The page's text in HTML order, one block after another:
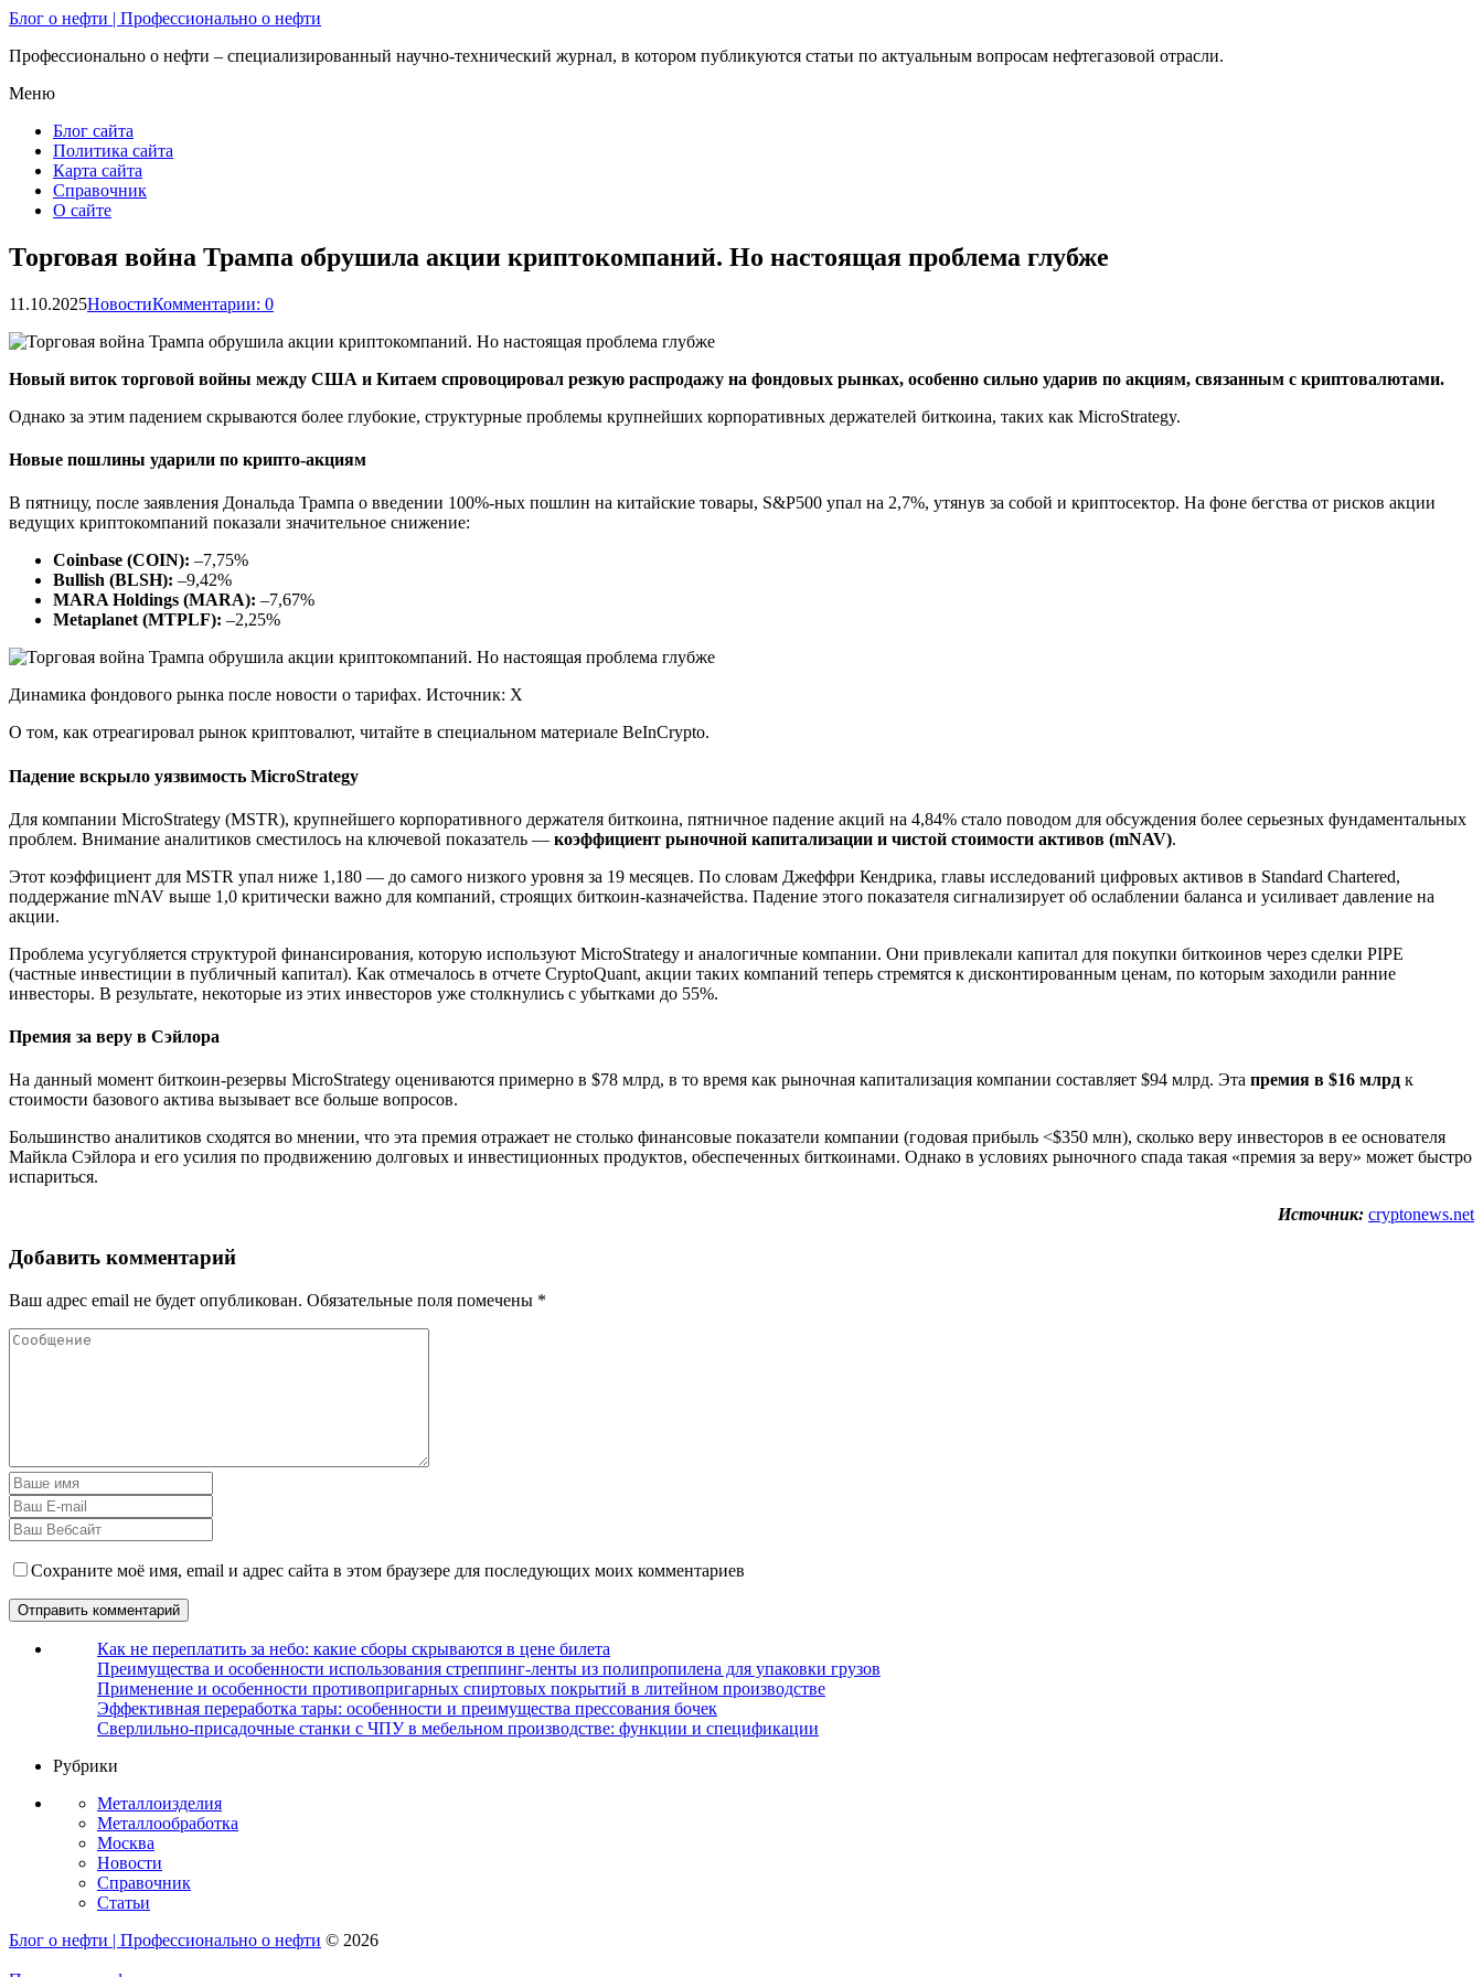
Блог о нефти | Профессионально о нефти
Профессионально о нефти – специализированный научно-технический журнал, в котором публикуются статьи по актуальным вопросам нефтегазовой отрасли.
Меню
Блог сайта
Политика сайта
Карта сайта
Справочник
О сайте
Торговая война Трампа обрушила акции криптокомпаний. Но настоящая проблема глубже
11.10.2025НовостиКомментарии: 0
Новый виток торговой войны между США и Китаем спровоцировал резкую распродажу на фондовых рынках, особенно сильно ударив по акциям, связанным с криптовалютами.
Однако за этим падением скрываются более глубокие, структурные проблемы крупнейших корпоративных держателей биткоина, таких как MicroStrategy.
Новые пошлины ударили по крипто-акциям
В пятницу, после заявления Дональда Трампа о введении 100%-ных пошлин на китайские товары, S&P500 упал на 2,7%, утянув за собой и криптосектор. На фоне бегства от рисков акции
ведущих криптокомпаний показали значительное снижение:
Coinbase (COIN): –7,75%
Bullish (BLSH): –9,42%
MARA Holdings (MARA): –7,67%
Metaplanet (MTPLF): –2,25%
Динамика фондового рынка после новости о тарифах. Источник: X
О том, как отреагировал рынок криптовалют, читайте в специальном материале BeInCrypto.
Падение вскрыло уязвимость MicroStrategy
Для компании MicroStrategy (MSTR), крупнейшего корпоративного держателя биткоина, пятничное падение акций на 4,84% стало поводом для обсуждения более серьезных фундаментальных
проблем. Внимание аналитиков сместилось на ключевой показатель — коэффициент рыночной капитализации и чистой стоимости активов (mNAV).
Этот коэффициент для MSTR упал ниже 1,180 — до самого низкого уровня за 19 месяцев. По словам Джеффри Кендрика, главы исследований цифровых активов в Standard Chartered,
поддержание mNAV выше 1,0 критически важно для компаний, строящих биткоин-казначейства. Падение этого показателя сигнализирует об ослаблении баланса и усиливает давление на
акции.
Проблема усугубляется структурой финансирования, которую используют MicroStrategy и аналогичные компании. Они привлекали капитал для покупки биткоинов через сделки PIPE
(частные инвестиции в публичный капитал). Как отмечалось в отчете CryptoQuant, акции таких компаний теперь стремятся к дисконтированным ценам, по которым заходили ранние
инвесторы. В результате, некоторые из этих инвесторов уже столкнулись с убытками до 55%.
Премия за веру в Сэйлора
На данный момент биткоин-резервы MicroStrategy оцениваются примерно в $78 млрд, в то время как рыночная капитализация компании составляет $94 млрд. Эта премия в $16 млрд к
стоимости базового актива вызывает все больше вопросов.
Большинство аналитиков сходятся во мнении, что эта премия отражает не столько финансовые показатели компании (годовая прибыль <$350 млн), сколько веру инвесторов в ее основателя
Майкла Сэйлора и его усилия по продвижению долговых и инвестиционных продуктов, обеспеченных биткоинами. Однако в условиях рыночного спада такая «премия за веру» может быстро
испариться.
Источник: cryptonews.net
Добавить комментарий
Ваш адрес email не будет опубликован. Обязательные поля помечены *
Сохраните моё имя, email и адрес сайта в этом браузере для последующих моих комментариев
Как не переплатить за небо: какие сборы скрываются в цене билета
Преимущества и особенности использования стреппинг-ленты из полипропилена для упаковки грузов
Применение и особенности противопригарных спиртовых покрытий в литейном производстве
Эффективная переработка тары: особенности и преимущества прессования бочек
Сверлильно-присадочные станки с ЧПУ в мебельном производстве: функции и спецификации
Рубрики
Металлоизделия
Металлообработка
Москва
Новости
Справочник
Статьи
Блог о нефти | Профессионально о нефти © 2026